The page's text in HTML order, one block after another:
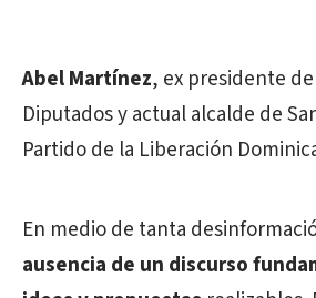
Abel Martínez, ex presidente
Diputados y actual alcalde de
Partido de la Liberación
En medio de tanta
ausencia de un discurso